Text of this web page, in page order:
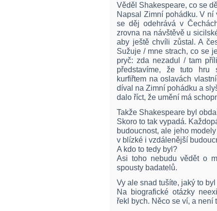
Věděl Shakespeare, co se
Napsal Zimní pohádku. V
se děj odehrává v
zrovna na návštěvě u
aby ještě chvíli zůstal. A
Sužuje / mne strach, co se
pryč: zda nezadul / tam
představíme, že tuto hru
kurfiřtem na oslavách
díval na Zimní pohádku a
dalo říct, že umění má
Takže Shakespeare byl
Skoro to tak vypadá.
budoucnost, ale jeho
v blízké i vzdálenější
A kdo to tedy byl?
Asi toho nebudu vědět o
spousty badatelů.
Vy ale snad tušíte, jaký to
Na biografické otázky
řekl bych. Něco se ví, a není